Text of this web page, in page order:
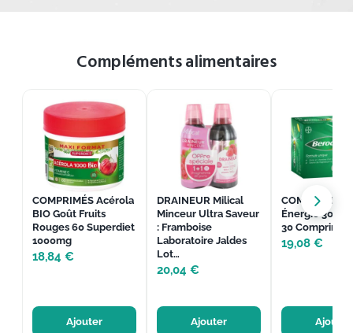
Compléments alimentaires
COMPRIMÉS Acérola
BIO Goût Fruits
Rouges 60 Superdiet
1000mg
18,84 €
Ajouter
DRAINEUR Milical
Minceur Ultra Saveur
: Framboise
Laboratoire Jaldes
Lot…
20,04 €
Ajouter
COMPRIMÉS
Énergie 30
30 Comprimés
19,08 €
Ajouter